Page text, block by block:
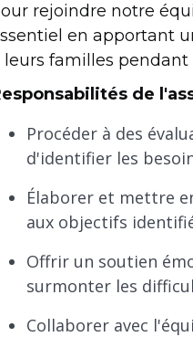
rejoindre notre
en apportant
leurs familles pendant
de
Procéder à des
d'identifier les
Élaborer et mettre
aux objectifs
Offrir un soutien
surmonter les
Collaborer avec